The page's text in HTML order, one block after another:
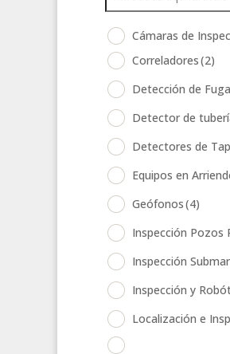
Cámaras de
Correladores(2)
Detección de
Detector de
Detectores de
Equipos en
Geófonos(4)
Inspección Pozos
Inspección
Inspección y
Localización e